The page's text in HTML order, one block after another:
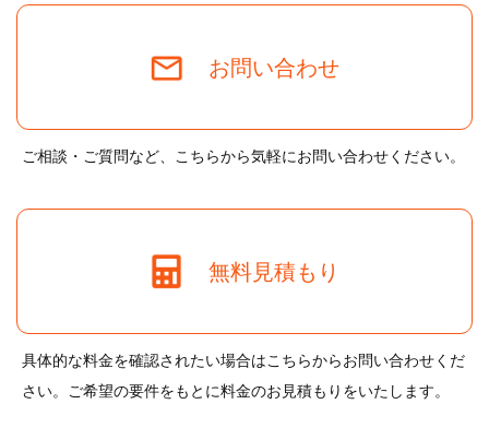
お問い合わせ
ご相談・ご質問など、こちらから気軽にお問い合わせください。
無料見積もり
具体的な料金を確認されたい場合はこちらからお問い合わせくだ
さい。ご希望の要件をもとに料金のお見積もりをいたします。